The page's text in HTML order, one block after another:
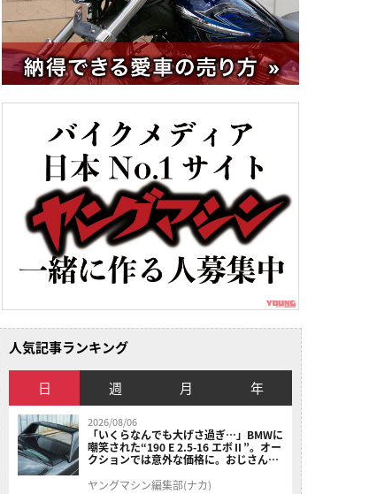
人気記事ランキング
日 週 月 年
2026/08/06
「いくらなんでも大げさ過ぎ…」BMWに
嘲笑された“190 E 2.5-16 エボⅡ”。オー
クションでは意外な価格に。おじさん達
ヤングマシン編集部(ナカ)